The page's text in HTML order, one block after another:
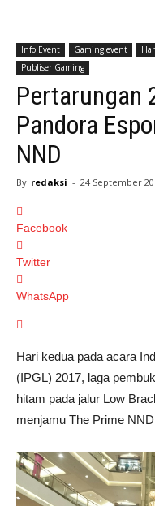
Info Event Gaming event
Publiser Gaming
Pertarungan
Pandora
NND
By redaksi - 24 September
Facebook
Twitter
WhatsApp
Hari kedua pada acara
(IPGL) 2017, laga
hitam pada jalur Low
menjamu The Prime